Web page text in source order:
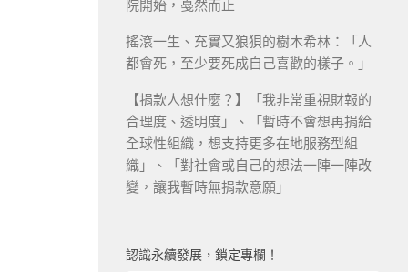
院開始，戞然而止
搖滾一生、充實又狼狽的樹木希林：「人
都會死，至少要死成自己喜歡的樣子。」
【捐款人想什麼？】「我非常重視財報的
合理度、透明度」、「暫時不會想再捐給
全球性組織，想支持更多在地服務型組
織」、「對社會或自己的想法一陣一陣改
變，讓我暫時無捐款意願」
認識永續發展，鎖定專欄！